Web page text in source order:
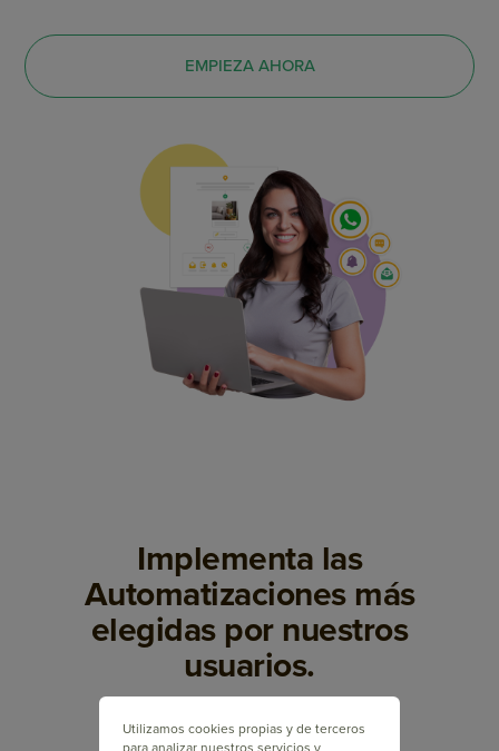
EMPIEZA AHORA
Implementa las
Automatizaciones más
elegidas por nuestros
usuarios.
Utilizamos cookies propias y de terceros
para analizar nuestros servicios y